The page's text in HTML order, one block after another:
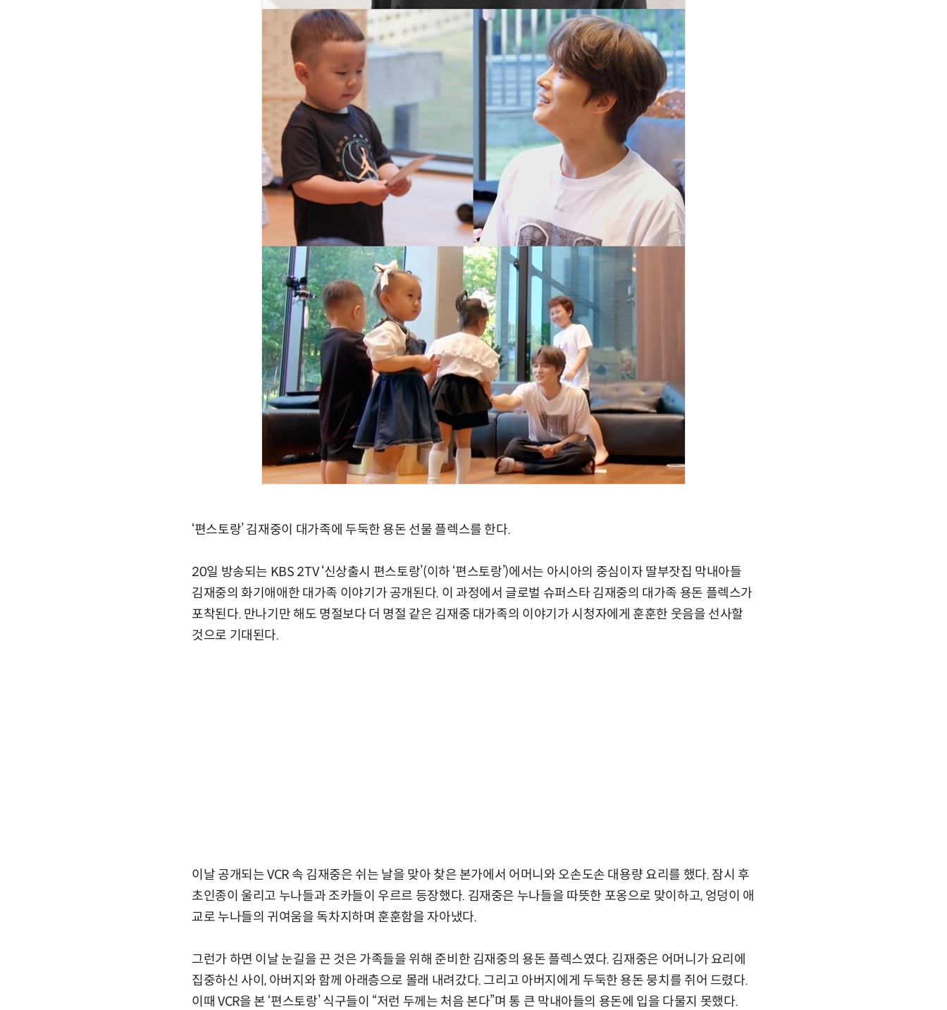
‘편스토랑’ 김재중이 대가족에 두둑한 용돈 선물 플렉스를 한다.
20일 방송되는 KBS 2TV ‘신상출시 편스토랑’(이하 ‘편스토랑’)에서는 아시아의 중심이자 딸부잣집 막내아들
김재중의 화기애애한 대가족 이야기가 공개된다. 이 과정에서 글로벌 슈퍼스타 김재중의 대가족 용돈 플렉스가
포착된다. 만나기만 해도 명절보다 더 명절 같은 김재중 대가족의 이야기가 시청자에게 훈훈한 웃음을 선사할
것으로 기대된다.
이날 공개되는 VCR 속 김재중은 쉬는 날을 맞아 찾은 본가에서 어머니와 오손도손 대용량 요리를 했다. 잠시 후
초인종이 울리고 누나들과 조카들이 우르르 등장했다. 김재중은 누나들을 따뜻한 포옹으로 맞이하고, 엉덩이 애
교로 누나들의 귀여움을 독차지하며 훈훈함을 자아냈다.
그런가 하면 이날 눈길을 끈 것은 가족들을 위해 준비한 김재중의 용돈 플렉스였다. 김재중은 어머니가 요리에
집중하신 사이, 아버지와 함께 아래층으로 몰래 내려갔다. 그리고 아버지에게 두둑한 용돈 뭉치를 쥐어 드렸다.
이때 VCR을 본 ‘편스토랑’ 식구들이 “저런 두께는 처음 본다”며 통 큰 막내아들의 용돈에 입을 다물지 못했다.